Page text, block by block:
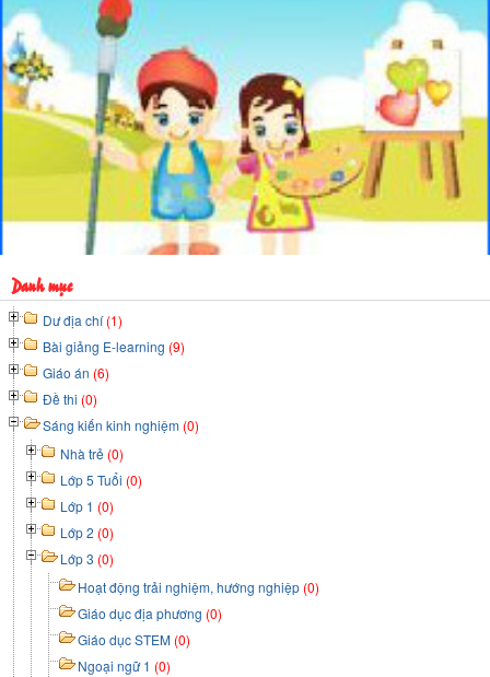
Danh mục
Dư địa chí(1)
Bài giảng E-learning (9)
Giáo án (6)
Đề thi (0)
Sáng kiến kinh nghiệm (0)
Nhà trẻ (0)
Lớp 5 Tuổi (0)
Lớp 1 (0)
Lớp 2 (0)
Lớp 3 (0)
Hoạt động trải nghiệm, hướng nghiệp (0)
Giáo dục địa phương (0)
Giáo dục STEM (0)
Ngoại ngữ 1 (0)